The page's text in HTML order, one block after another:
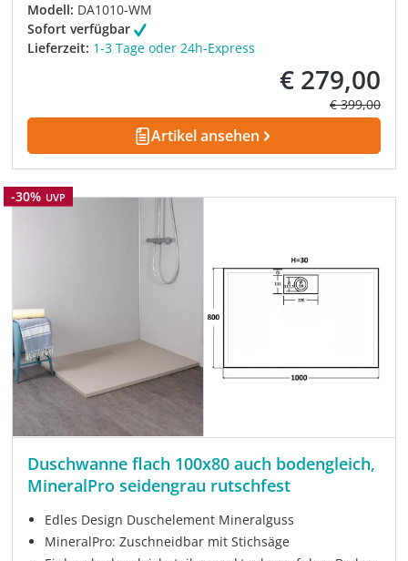
Modell: DA1010-WM
Sofort verfügbar
Lieferzeit: 1-3 Tage oder 24h-Express
Verkaufspreis:
€ 279,00
Regulärer
€ 399,00
Artikel ansehen
Rabatt
-30% UVP
Duschwanne flach 100x80 auch bodengleich,
MineralPro seidengrau rutschfest
Edles Design Duschelement Mineralguss
MineralPro: Zuschneidbar mit Stichsäge